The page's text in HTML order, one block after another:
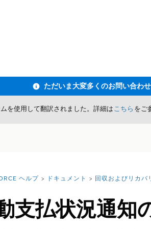
を使用して翻訳されました。詳細はこちら をご
: ヘルプ ドキュメント 回収およびリカバ
支払状況通知